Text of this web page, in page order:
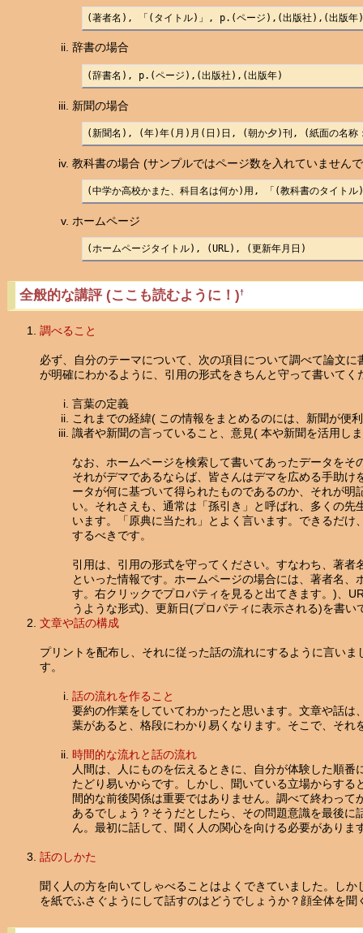
(著者名), 「(タイトル)」, p.(ページ),(出版社),(出版
辞書の場合
(辞書名), p.(ページ),(出版社),(出版年)
新聞の場合
(新聞名), (年)年(月)月(日)日, (朝か夕)刊, (紙面の名称：
教科書の場合 (サンプルではページ数を入れていません
(中学か高校かまた、科目名は何か)用, 「(教科書のタイ
ホームページ
(ホームページタイトル), (URL), (更新年月日)
全般的な講評 (ここも読むように！)†
調べること
必ず、自分のテーマについて、次の項目について調べて論文
が明確にわかるように、引用の形式をきちんと守って書いてく
言葉の定義
これまでの経緯( この情報をまとめるのには、新聞が便
識者や新聞の言っていること、意見( 本や新聞を活用し
なお、ホームページを検索して書いてあったデータをそ
それがデマであるならば、皆さんはデマを広める手助け
ータが何に基づいて得られたものであるのか、それが明
い。それさえも、通常は「孫引き」と呼ばれ、多くの先
います。「原典に当たれ」とよく言います。できるだけ
するべきです。
引用は、引用の形式を守ってください。すなわち、著者
といった情報です。ホームページの場合には、著者名、
す。右クリックでプロパティを見ると出てきます。)、
うような形式)、更新日(プロパティに表示される)を書い
文章や話の構成
プリントを配布し、それに従った話の流れにするように言い
す。
話の流れを作ること
要約の作業をしていてわかったと思います。文章や話は
葉があると、格段にわかり易くなります。そこで、それ
時間的な流れと話の流れ
人間は、人にものを伝えるときに、自分が体験した順
たどり易いからです。しかし、聞いている立場からする
間的な前後関係は重要ではありません。調べて終わって
あるでしょう？そうだとしたら、その問題意識を最後に
ん。最初に話して、聞く人の関心を向ける必要がありま
話のしかた
聞く人の方を向いてしゃべることはよくできていました。し
を紙でふさぐようにして話すのはどうでしょうか？顔全体を聞